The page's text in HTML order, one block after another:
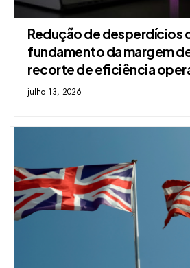
Redução de desperdícios
fundamento da margem
recorte de eficiência
julho 13, 2026